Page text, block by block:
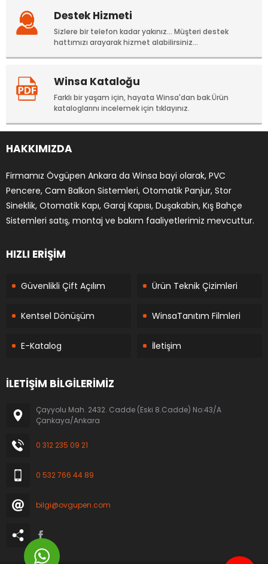
Destek Hizmeti
Sizlere bir telefon kadar yakınız... Müşteri destek
hattımızı arayarak hizmet alabilirsiniz...
Winsa Kataloğu
Farklı bir yaşam için, hayata Winsa'dan bak.Ürün
kataloglarını incelemek için tıklayınız.
HAKKIMIZDA
Firmamız Övgüpen Ankara da Winsa bayi olarak, PVC
Pencere, Cam Balkon Sistemleri, Otomatik Panjur, Stor
Sineklik, Otomatik Kapı, Garaj Kapısı, Duşakabin, Kış Bahçe
Sistemleri satış, montaj ve bakım faaliyetlerimiz mevcuttur.
HIZLI ERİŞİM
Güvenlikli Çift Açılım Ürün Teknik Çizimleri
Kentsel Dönüşüm WinsaTanıtım Filmleri
E-Katalog İletişim
İLETİŞİM BİLGİLERİMİZ
Çayyolu Mah. 2432. Cadde (Eski 8.Cadde) No:43/A
Çankaya/Ankara
0 312 235 09 21
0 532 766 44 89
bilgi@ovgupen.com